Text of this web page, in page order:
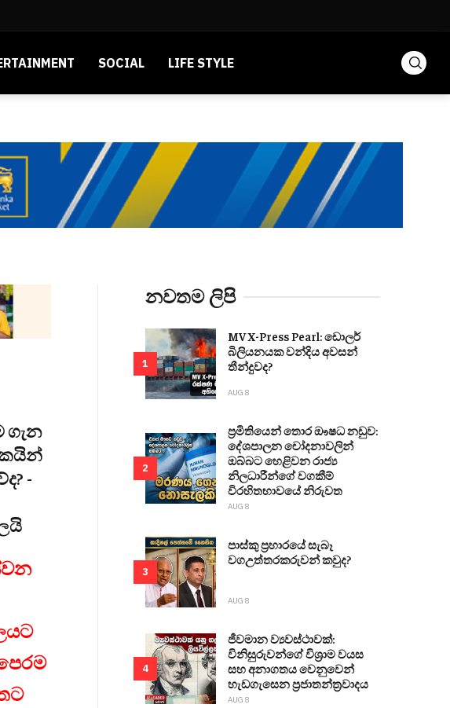
SOCIAL LIFE STYLE
ගැන
-
නවතම ලිපි
1
MV X-Press Pearl: ඩොලර්
බිලියනයක වන්දිය අවසන්
තීන්දුවද?
AUG 8
2
ප්‍රමිතියෙන් තොර ඖෂධ නඩුව:
දේශපාලන චෝදනාවලින්
ඔබ්බට හෙළිවන රාජ්‍ය
නිලධාරීන්ගේ වගකීම්
විරහිතභාවයේ නිරුවත
AUG 8
3
පාස්කු ප්‍රහාරයේ සැබෑ
වගඋත්තරකරුවන් කවුද?
AUG 8
4
ජීවමාන ව්‍යවස්ථාවක්:
විනිසුරුවන්ගේ විශ්‍රාම වයස
සහ අනාගතය වෙනුවෙන්
හැඩගැසෙන ප්‍රජාතන්ත්‍රවාදය
AUG 8